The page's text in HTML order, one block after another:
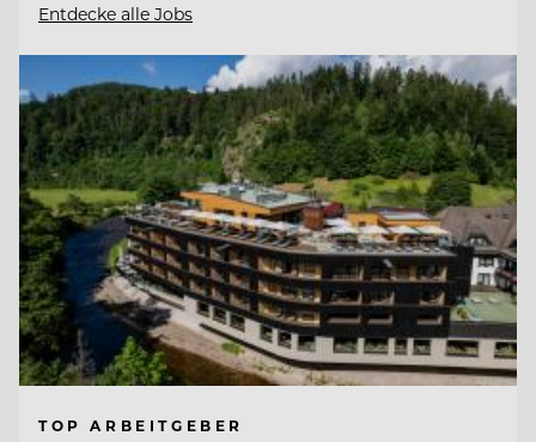
Entdecke alle Jobs
TOP ARBEITGEBER